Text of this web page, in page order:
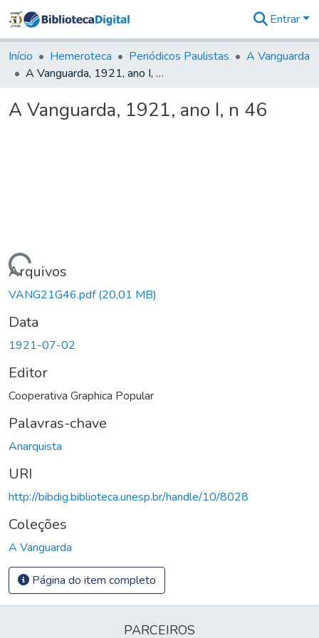
&
Coleções
Tudo na
Digital
Entrar
Início Hemeroteca Periódicos Paulistas
A Vanguarda
A Vanguarda, 1921, ano I, n 46
A Vanguarda, 1921, ano I, n 46
Carregando...
Arquivos
VANG21G46.pdf(20,01 MB)
Data
1921-07-02
Editor
Cooperativa Graphica Popular
Palavras-chave
Anarquista
URI
http://bibdig.biblioteca.unesp.br/handle/10/8028
Coleções
A Vanguarda
Página do item completo
PARCEIROS